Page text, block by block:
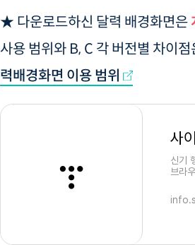
★ 다운로드하신 달력 배경화면은
사용 범위와 B, C 각 버전별 차이
력배경화면 이용 범위
사
신기
브라